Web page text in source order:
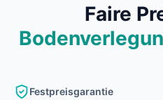
Faire
Festpreisgarantie